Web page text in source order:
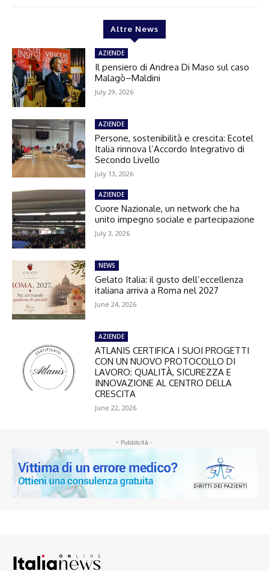
Altre News
AZIENDE
Il pensiero di Andrea Di Maso sul caso
Malagò–Maldini
July 29, 2026
AZIENDE
Persone, sostenibilità e crescita: Ecotel
Italia rinnova l’Accordo Integrativo di
Secondo Livello
July 13, 2026
AZIENDE
Cuore Nazionale, un network che ha
unito impegno sociale e partecipazione
July 3, 2026
NEWS
Gelato Italia: il gusto dell’eccellenza
italiana arriva a Roma nel 2027
June 24, 2026
AZIENDE
ATLANIS CERTIFICA I SUOI PROGETTI
CON UN NUOVO PROTOCOLLO DI
LAVORO: QUALITÀ, SICUREZZA E
INNOVAZIONE AL CENTRO DELLA
CRESCITA
June 22, 2026
- Pubblicità -